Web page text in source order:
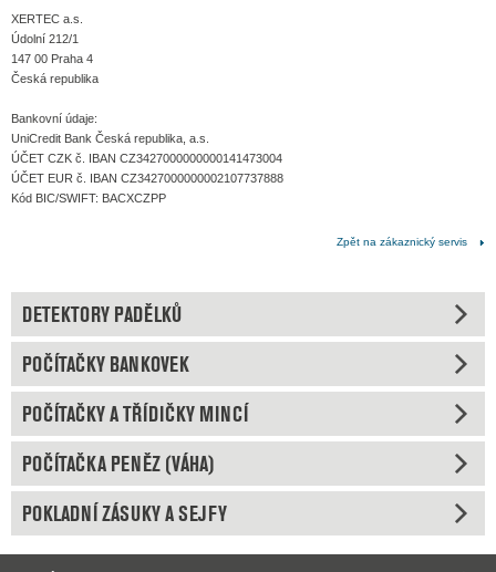
XERTEC a.s.
Údolní 212/1
147 00 Praha 4
Česká republika
Bankovní údaje:
UniCredit Bank Česká republika, a.s.
ÚČET CZK č. IBAN CZ3427000000000141473004
ÚČET EUR č. IBAN CZ3427000000002107737888
Kód BIC/SWIFT: BACXCZPP
Zpět na zákaznický servis
DETEKTORY PADĚLKŮ
POČÍTAČKY BANKOVEK
POČÍTAČKY A TŘÍDIČKY MINCÍ
POČÍTAČKA PENĚZ (VÁHA)
POKLADNÍ ZÁSUKY A SEJFY